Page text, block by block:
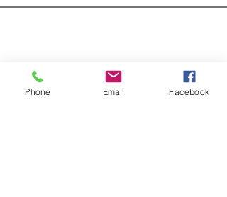
ZUBIETA
Phone Email Facebook